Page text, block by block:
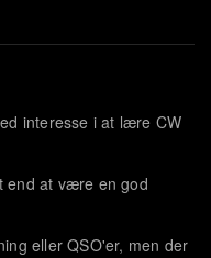
interesse i at lære CW
end at være en god
eller QSO'er, men der